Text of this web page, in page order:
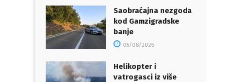
Saobraćajna nezgoda
kod Gamzigradske
banje
05/08/2026
Helikopter i
vatrogasci iz više